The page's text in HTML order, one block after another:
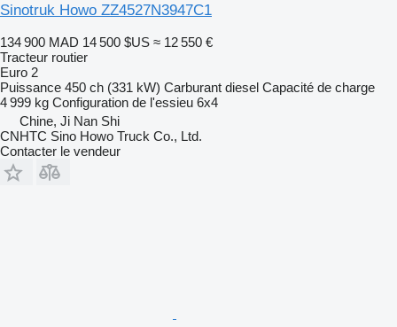
Sinotruk Howo ZZ4527N3947C1
134 900 MAD 14 500 $US ≈ 12 550 €
Tracteur routier
Euro 2
Puissance 450 ch (331 kW) Carburant diesel Capacité de charge
4 999 kg Configuration de l'essieu 6x4
Chine, Ji Nan Shi
CNHTC Sino Howo Truck Co., Ltd.
Contacter le vendeur